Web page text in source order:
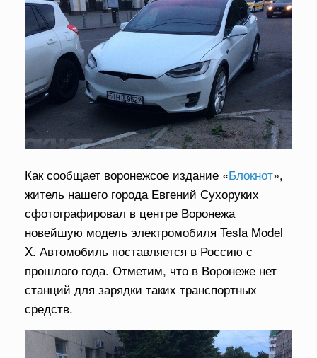
Как сообщает воронежсое издание «Блокнот»,
житель нашего города Евгений Сухоруких
сфотографировал в центре Воронежа
новейшую модель электромобиля Tesla Model
X. Автомобиль поставляется в Россию с
прошлого года. Отметим, что в Воронеже нет
станций для зарядки таких транспортных
средств.